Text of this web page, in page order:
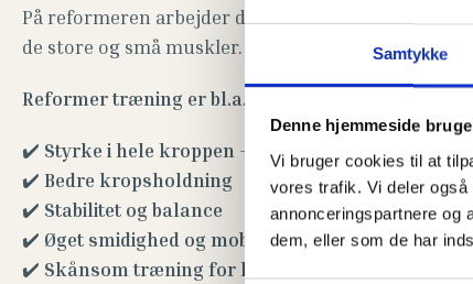
Samtykke
Denne hjemmeside
Vi bruger cookies til at
vores trafik. Vi deler
annonceringspartnere og
dem, eller som de har
På reformeren arbejder du med modstand fra
de store og små muskler.
Reformer træning er bl.a. godt for:
✔️ Styrke i hele kroppen – især core, ryg og baller
✔️ Bedre kropsholdning
✔️ Stabilitet og balance
✔️ Øget smidighed og mobilitet
✔️ Skånsom træning for led og muskler